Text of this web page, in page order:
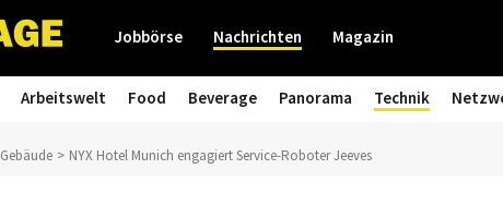
Jobbörse Nachrichten Magazin
Arbeitswelt Food Beverage Panorama Technik
Gebäude NYX Hotel Munich engagiert Service-Roboter Jeeves